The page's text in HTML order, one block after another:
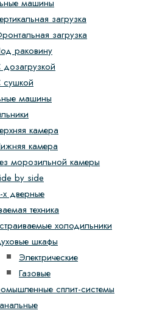
машины
загрузка
загрузка
раковину
машины
камера
камера
морозильной камеры
by side
х дверные
техника
холодильники
шкафы
Электрические
Газовые
сплит-системы